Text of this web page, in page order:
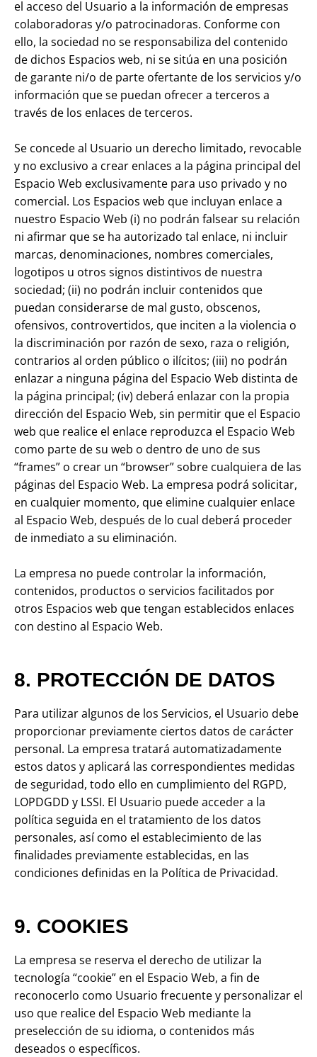
el acceso del Usuario a la información de empresas
colaboradoras y/o patrocinadoras. Conforme con
ello, la sociedad no se responsabiliza del contenido
de dichos Espacios web, ni se sitúa en una posición
de garante ni/o de parte ofertante de los servicios y/o
información que se puedan ofrecer a terceros a
través de los enlaces de terceros.
Se concede al Usuario un derecho limitado, revocable
y no exclusivo a crear enlaces a la página principal del
Espacio Web exclusivamente para uso privado y no
comercial. Los Espacios web que incluyan enlace a
nuestro Espacio Web (i) no podrán falsear su relación
ni afirmar que se ha autorizado tal enlace, ni incluir
marcas, denominaciones, nombres comerciales,
logotipos u otros signos distintivos de nuestra
sociedad; (ii) no podrán incluir contenidos que
puedan considerarse de mal gusto, obscenos,
ofensivos, controvertidos, que inciten a la violencia o
la discriminación por razón de sexo, raza o religión,
contrarios al orden público o ilícitos; (iii) no podrán
enlazar a ninguna página del Espacio Web distinta de
la página principal; (iv) deberá enlazar con la propia
dirección del Espacio Web, sin permitir que el Espacio
web que realice el enlace reproduzca el Espacio Web
como parte de su web o dentro de uno de sus
“frames” o crear un “browser” sobre cualquiera de las
páginas del Espacio Web. La empresa podrá solicitar,
en cualquier momento, que elimine cualquier enlace
al Espacio Web, después de lo cual deberá proceder
de inmediato a su eliminación.
La empresa no puede controlar la información,
contenidos, productos o servicios facilitados por
otros Espacios web que tengan establecidos enlaces
con destino al Espacio Web.
8. PROTECCIÓN DE DATOS
Para utilizar algunos de los Servicios, el Usuario debe
proporcionar previamente ciertos datos de carácter
personal. La empresa tratará automatizadamente
estos datos y aplicará las correspondientes medidas
de seguridad, todo ello en cumplimiento del RGPD,
LOPDGDD y LSSI. El Usuario puede acceder a la
política seguida en el tratamiento de los datos
personales, así como el establecimiento de las
finalidades previamente establecidas, en las
condiciones definidas en la Política de Privacidad.
9. COOKIES
La empresa se reserva el derecho de utilizar la
tecnología “cookie” en el Espacio Web, a fin de
reconocerlo como Usuario frecuente y personalizar el
uso que realice del Espacio Web mediante la
preselección de su idioma, o contenidos más
deseados o específicos.